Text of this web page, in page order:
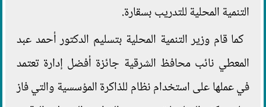
التنمية المحلية للتدريب بسقارة.
كما قام وزير التنمية المحلية بتسليم الدكتور أحمد عبد
المعطي نائب محافظ الشرقية جائزة أفضل إدارة تعتمد
في عملها على استخدام نظام للذاكرة المؤسسية والتي فاز